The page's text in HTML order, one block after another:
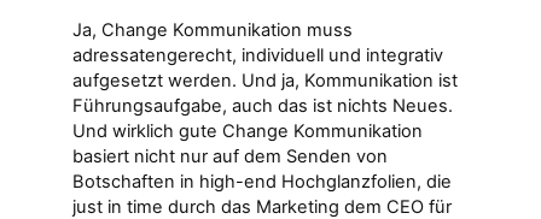
Ja, Change Kommunikation muss
adressatengerecht, individuell und integrativ
aufgesetzt werden. Und ja, Kommunikation ist
Führungsaufgabe, auch das ist nichts Neues.
Und wirklich gute Change Kommunikation
basiert nicht nur auf dem Senden von
Botschaften in high-end Hochglanzfolien, die
just in time durch das Marketing dem CEO für